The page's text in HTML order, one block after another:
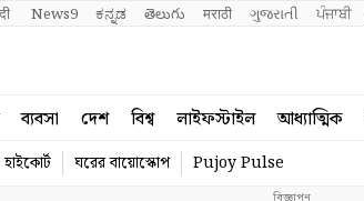
News9 ಕನ್ನಡ తెలుగు मराठी ગુજરાતી ਪੰਜਾਬੀ
ব্যবসা দেশ বিশ্ব লাইফস্টাইল আধ্যাত্মিক
ঘরের বায়োস্কোপ Pujoy Pulse